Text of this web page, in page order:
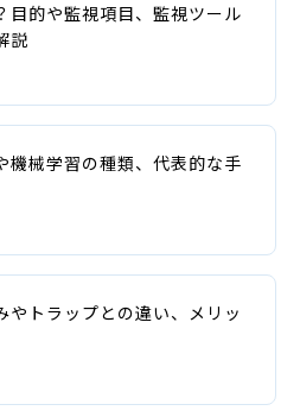
目的や監視項目、監視ツール
説
機械学習の種類、代表的な手
やトラップとの違い、メリッ